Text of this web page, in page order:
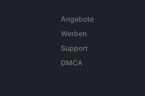
Angebote
Werben
Support
DMCA